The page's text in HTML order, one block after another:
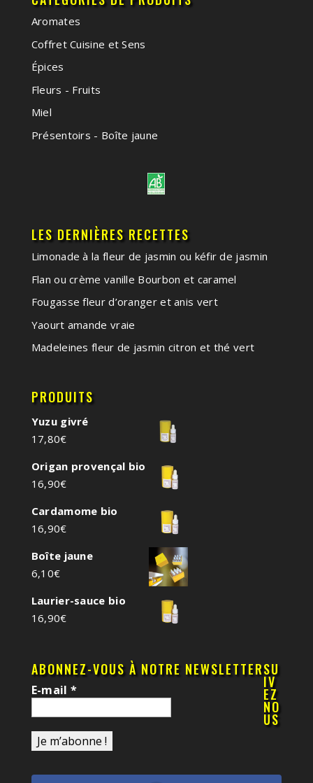
Aromates
Coffret Cuisine et Sens
Épices
Fleurs - Fruits
Miel
Présentoirs - Boîte jaune
LES DERNIÈRES RECETTES
Limonade à la fleur de jasmin ou kéfir de jasmin
Flan ou crème vanille Bourbon et caramel
Fougasse fleur d’oranger et anis vert
Yaourt amande vraie
Madeleines fleur de jasmin citron et thé vert
PRODUITS
Yuzu givré
17,80€
Origan provençal bio
16,90€
Cardamome bio
16,90€
Boîte jaune
6,10€
Laurier-sauce bio
16,90€
ABONNEZ-VOUS À NOTRE NEWSLETTER
E-mail *
SU
IV
EZ
NO
US